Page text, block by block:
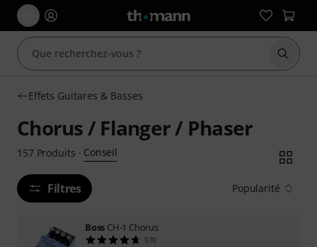
Effets Guitares & Basses
Chorus / Flanger / Phaser
157 Produits · Conseil
Filtres Popularité
Boss CH-1 Chorus
570